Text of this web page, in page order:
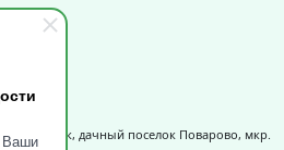
Ваши
дачный поселок Поварово, мкр.